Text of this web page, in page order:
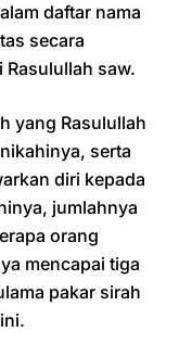
daftar nama
secara
saw.
yang Rasulullah
serta
diri kepada
jumlahnya
orang
mencapai tiga
pakar sirah